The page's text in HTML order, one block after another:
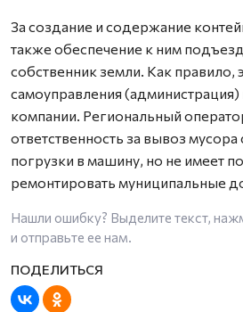
За создание и содержание
также обеспечение к ним
собственник земли. Как правило,
самоуправления
компании. Региональный
ответственность за вывоз мусора
погрузки в машину, но не имеет
ремонтировать муниципальные
Нашли ошибку? Выделите текст,
и отправьте ее нам.